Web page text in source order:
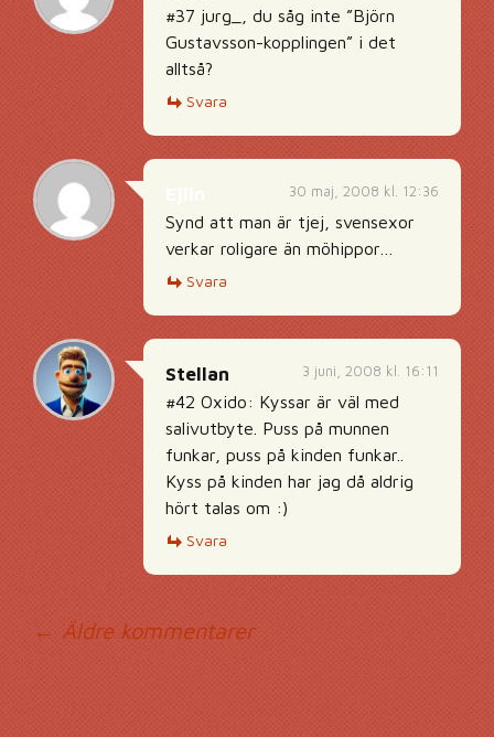
#37 jurg_, du såg inte ”Björn
Gustavsson-kopplingen” i det
alltså?
Svara
30 maj, 2008 kl. 12:36
Synd att man är tjej, svensexor
verkar roligare än möhippor…
Svara
3 juni, 2008 kl. 16:11
Stellan
#42 Oxido: Kyssar är väl med
salivutbyte. Puss på munnen
funkar, puss på kinden funkar..
Kyss på kinden har jag då aldrig
hört talas om :)
Svara
← Äldre kommentarer